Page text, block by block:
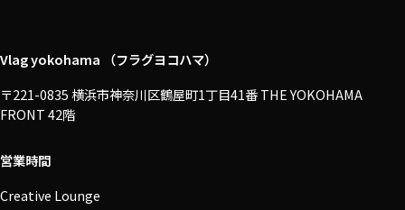
Vlag yokohama （フラグヨコハマ）
〒221-0835 横浜市神奈川区鶴屋町1丁目41番 THE YOKOHAMA
FRONT 42階
営業時間
Creative Lounge